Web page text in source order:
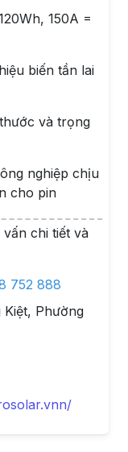
150A =
biến tần lai
và trọng
nghiệp chịu
cho pin
chi tiết và
752 888
Kiệt, Phường